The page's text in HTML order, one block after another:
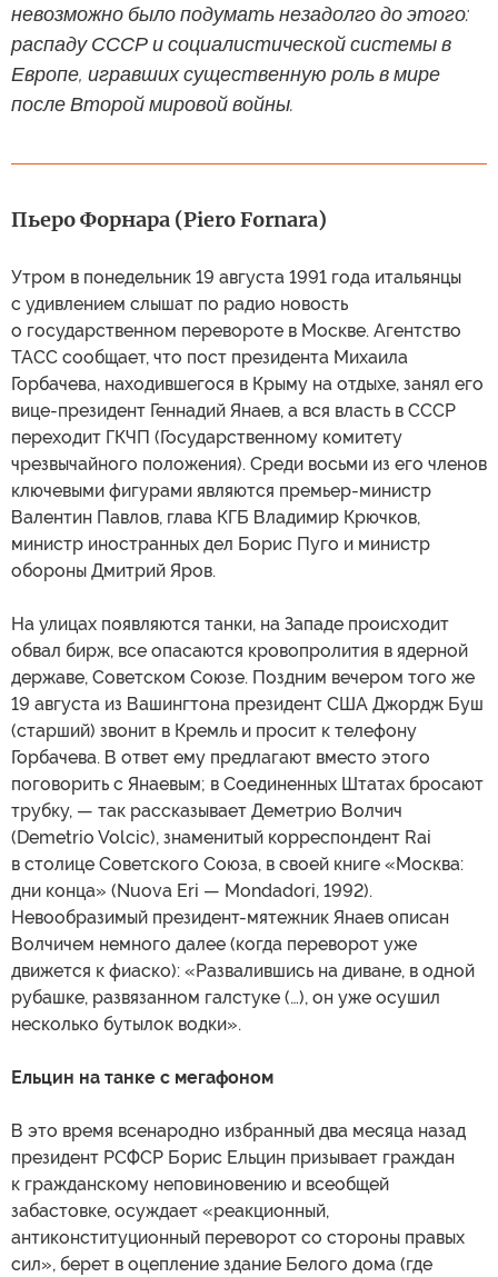
невозможно было подумать незадолго до этого:
распаду СССР и социалистической системы в
Европе, игравших существенную роль в мире
после Второй мировой войны.
Пьеро Форнара (Piero Fornara)
Утром в понедельник 19 августа 1991 года итальянцы
с удивлением слышат по радио новость
о государственном перевороте в Москве. Агентство
ТАСС сообщает, что пост президента Михаила
Горбачева, находившегося в Крыму на отдыхе, занял его
вице-президент Геннадий Янаев, а вся власть в СССР
переходит ГКЧП (Государственному комитету
чрезвычайного положения). Среди восьми из его членов
ключевыми фигурами являются премьер-министр
Валентин Павлов, глава КГБ Владимир Крючков,
министр иностранных дел Борис Пуго и министр
обороны Дмитрий Яров.
На улицах появляются танки, на Западе происходит
обвал бирж, все опасаются кровопролития в ядерной
державе, Советском Союзе. Поздним вечером того же
19 августа из Вашингтона президент США Джордж Буш
(старший) звонит в Кремль и просит к телефону
Горбачева. В ответ ему предлагают вместо этого
поговорить с Янаевым; в Соединенных Штатах бросают
трубку, — так рассказывает Деметрио Волчич
(Demetrio Volcic), знаменитый корреспондент Rai
в столице Советского Союза, в своей книге «Москва:
дни конца» (Nuova Eri — Mondadori, 1992).
Невообразимый президент-мятежник Янаев описан
Волчичем немного далее (когда переворот уже
движется к фиаско): «Развалившись на диване, в одной
рубашке, развязанном галстуке (…), он уже осушил
несколько бутылок водки».
Ельцин на танке с мегафоном
В это время всенародно избранный два месяца назад
президент РСФСР Борис Ельцин призывает граждан
к гражданскому неповиновению и всеобщей
забастовке, осуждает «реакционный,
антиконституционный переворот со стороны правых
сил», берет в оцепление здание Белого дома (где